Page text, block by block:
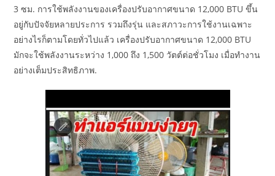
3 ซม. การใช้พลังงานของเครื่องปรับอากาศขนาด 12,000 BTU ขึ้น
อยู่กับปัจจัยหลายประการ รวมถึงรุ่น และสภาวะการใช้งานเฉพาะ
อย่างไรก็ตามโดยทั่วไปแล้ว เครื่องปรับอากาศขนาด 12,000 BTU
มักจะใช้พลังงานระหว่าง 1,000 ถึง 1,500 วัตต์ต่อชั่วโมง เมื่อทำงาน
อย่างเต็มประสิทธิภาพ.